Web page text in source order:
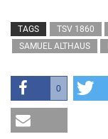
TAGS TSV 1860
SAMUEL ALTHAUS
0